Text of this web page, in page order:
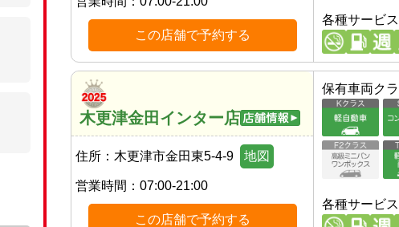
この店舗で予約する
各種サービス
木更津金田インター店
住所： 木更津市金田東5-4-9 地図
営業時間： 07:00-21:00
この店舗で予約する
保有車両ク
各種サービス